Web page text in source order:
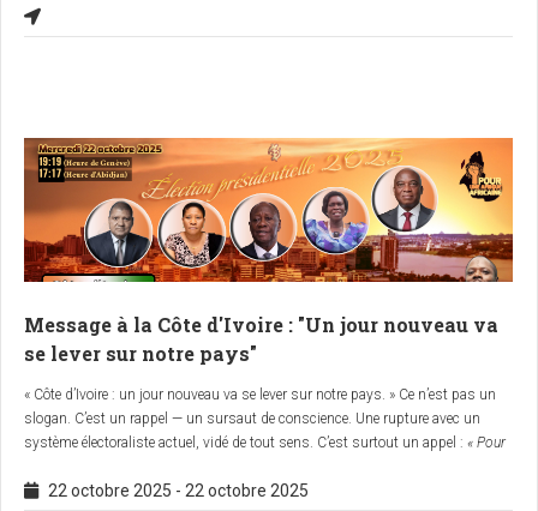
désertées, et des preuves accablantes de fraude : résultats « provisoires
définitifs » publiésla veille du scrutin, bureaux fermés, urnes scellées à
arrestations massives, des villages brûlés, des familles terrorisées. Le régime
ne gouverne plus : iloccupe
Message à la Côte d'Ivoire : "Un jour nouveau va
se lever sur notre pays"
« Côte d’Ivoire : un jour nouveau va se lever sur notre pays. » Ce n’est pas un
slogan. C’est un rappel — un sursaut de conscience. Une rupture avec un
système électoraliste actuel, vidé de tout sens. C’est surtout un appel : « Pour
réconciliée. »
22 octobre 2025 - 22 octobre 2025